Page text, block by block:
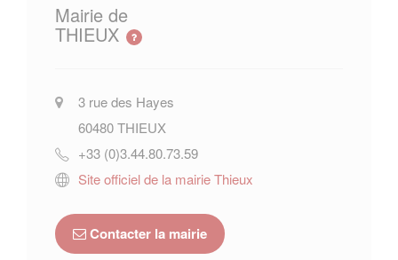
Mairie de
THIEUX
3 rue des Hayes
60480THIEUX
+33 (0)3.44.80.73.59
Site officiel de la mairie Thieux
Contacter la mairie